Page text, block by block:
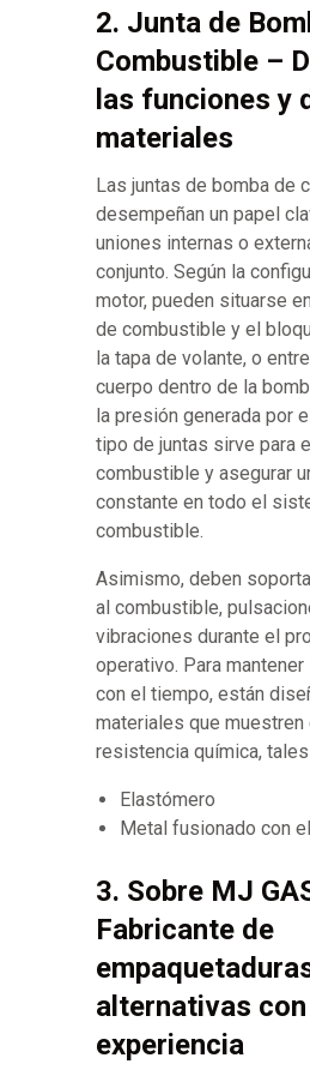
2. Junta de
Combustible –
las funciones y
materiales
Las juntas de bomba de
desempeñan un papel
uniones internas o
conjunto. Según la
motor, pueden situarse
de combustible y el
la tapa de volante, o
cuerpo dentro de la
la presión generada por
tipo de juntas sirve para
combustible y asegurar
constante en todo el
combustible.
Asimismo, deben
al combustible,
vibraciones durante el
operativo. Para
con el tiempo, están
materiales que
resistencia química,
Elastómero
Metal fusionado con
3. Sobre MJ
Fabricante de
alternativas con
experiencia